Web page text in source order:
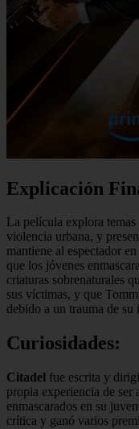
Explicación
La película explora
violencia urbana, y
mantiene al espectador
que los jóvenes
criaturas sobrenaturales
sus víctimas, y que
debido a un trauma de su
Curiosidades:
Citadel fue escrita y
propia experiencia de ser
enmascarados en su
crítica y ganó varios